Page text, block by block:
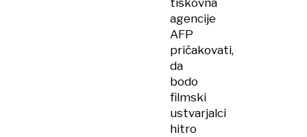
tiskovna
agencije
AFP
pričakovati,
da
bodo
filmski
ustvarjalci
hitro